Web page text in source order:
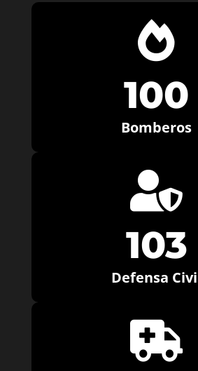

100
Bomberos

103
Defensa
